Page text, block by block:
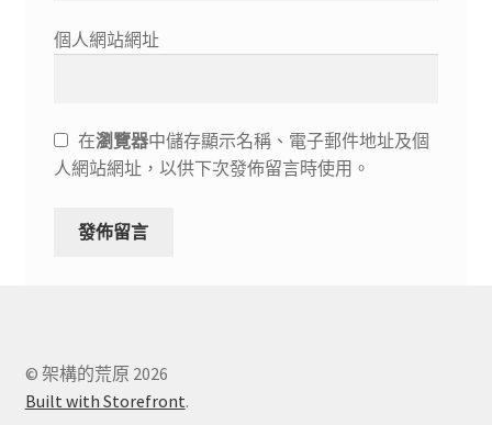
個人網站網址
在瀏覽器中儲存顯示名稱、電子郵件地址及個
人網站網址，以供下次發佈留言時使用。
© 架構的荒原 2026
Built with Storefront.